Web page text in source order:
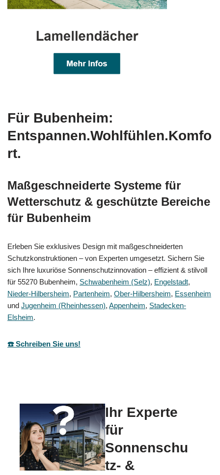
Für Bubenheim:
Entspannen.Wohlfühlen.Komfo
rt.
Maßgeschneiderte Systeme für
Wetterschutz & geschützte Bereiche
für Bubenheim
Erleben Sie exklusives Design mit maßgeschneiderten
Schutzkonstruktionen – von Experten umgesetzt. Sichern Sie
sich Ihre luxuriöse Sonnenschutzinnovation – effizient & stilvoll
für 55270 Bubenheim, Schwabenheim (Selz), Engelstadt,
Nieder-Hilbersheim, Partenheim, Ober-Hilbersheim, Essenheim
und Jugenheim (Rheinhessen), Appenheim, Stadecken-
Elsheim.
☎️ Schreiben Sie uns!
Ihr Experte
für
Sonnenschu
tz- &